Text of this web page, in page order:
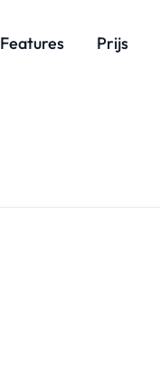
Features Prijs